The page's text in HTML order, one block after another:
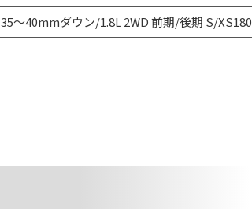
35～40mmダウン/1.8L 2WD 前期/後期 S/XS180